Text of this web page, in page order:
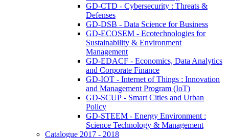
GD-CTD - Cybersecurity : Threats &
Defenses
GD-DSB - Data Science for Business
GD-ECOSEM - Ecotechnologies for
Sustainability & Environment
Management
GD-EDACF - Economics, Data Analytics
and Corporate Finance
GD-IOT - Internet of Things : Innovation
and Management Program (IoT)
GD-SCUP - Smart Cities and Urban
Policy
GD-STEEM - Energy Environment :
Science Technology & Management
Catalogue 2017 - 2018